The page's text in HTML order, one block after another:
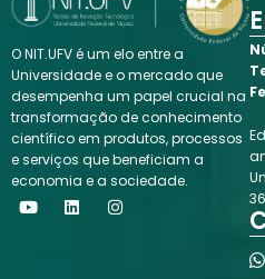
O NIT.UFV é um elo entre a
Universidade e o mercado que
desempenha um papel crucial na
transformação de conhecimento
científico em produtos, processos
e serviços que beneficiam a
economia e a sociedade.
Y
o
L
i
I
n